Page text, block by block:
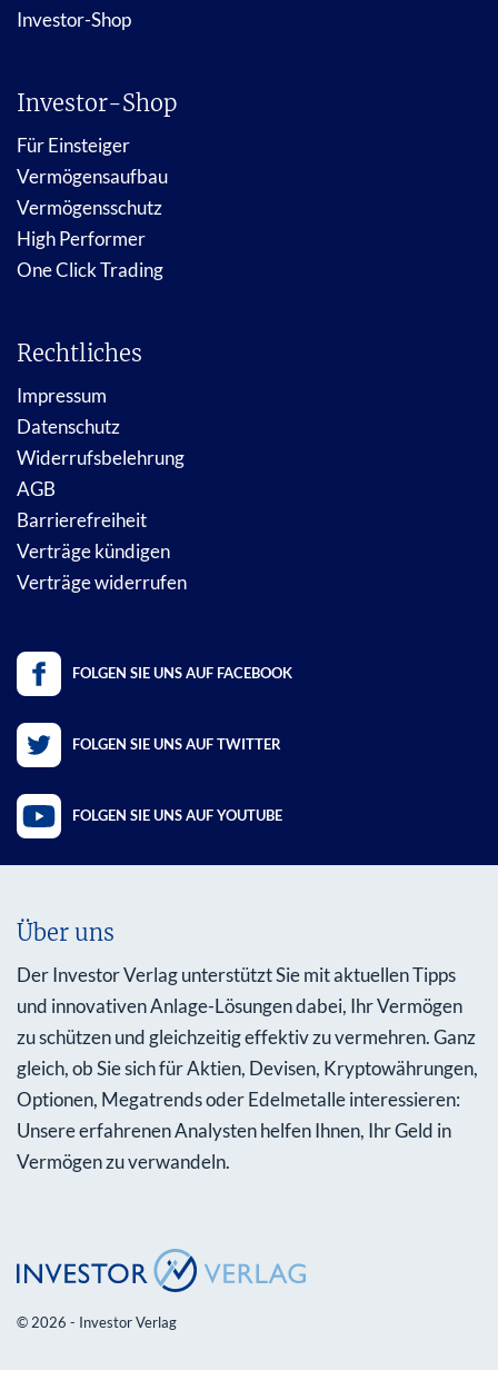
Investor-Shop
Investor-Shop
Für Einsteiger
Vermögensaufbau
Vermögensschutz
High Performer
One Click Trading
Rechtliches
Impressum
Datenschutz
Widerrufsbelehrung
AGB
Barrierefreiheit
Verträge kündigen
Verträge widerrufen
FOLGEN SIE UNS AUF FACEBOOK
FOLGEN SIE UNS AUF TWITTER
FOLGEN SIE UNS AUF YOUTUBE
Über uns
Der Investor Verlag unterstützt Sie mit aktuellen Tipps
und innovativen Anlage-Lösungen dabei, Ihr Vermögen
zu schützen und gleichzeitig effektiv zu vermehren. Ganz
gleich, ob Sie sich für Aktien, Devisen, Kryptowährungen,
Optionen, Megatrends oder Edelmetalle interessieren:
Unsere erfahrenen Analysten helfen Ihnen, Ihr Geld in
Vermögen zu verwandeln.
© 2026 - Investor Verlag